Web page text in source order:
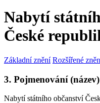
Nabytí
České
Základní znění Rozšířené
3. Pojmenování
Nabytí státního občanství